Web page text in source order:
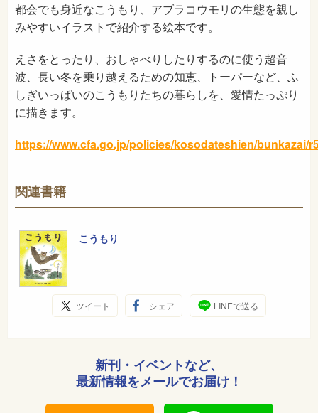
都会でも身近なこうもり、アブラコウモリの生態を親し
みやすいイラストで紹介する絵本です。
えさをとったり、おしゃべりしたりするのに使う超音
波、長い冬を乗り越えるための知恵、トーパーなど、ふ
しぎいっぱいのこうもりたちの暮らしを、愛情たっぷり
に描きます。
https://www.cfa.go.jp/policies/kosodateshien/bunkazai/
関連書籍
こうもり
ツイート シェア LINEで送る
新刊・イベントなど、
最新情報をメールでお届け！